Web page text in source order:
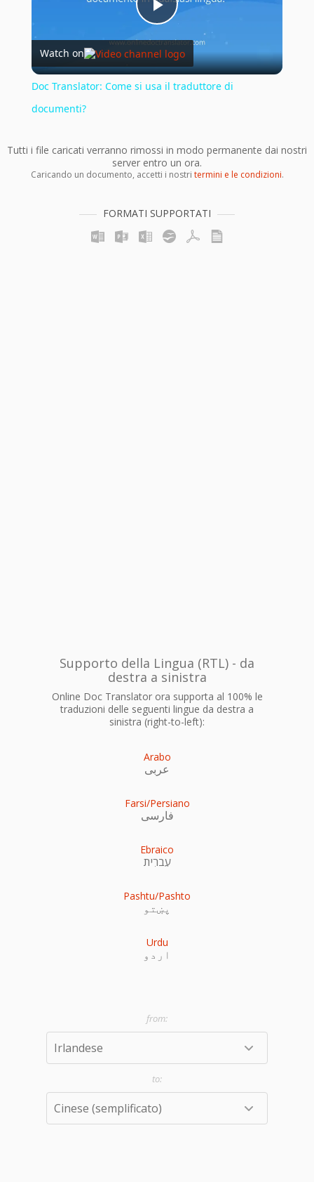
Play
Video
Watch on
Doc Translator: Come si usa il traduttore di
documenti?
Tutti i file caricati verranno rimossi in modo permanente dai nostri
server entro un ora.
Caricando un documento, accetti i nostri termini e le condizioni.
FORMATI SUPPORTATI
Supporto della Lingua (RTL) - da
destra a sinistra
Online Doc Translator ora supporta al 100% le
traduzioni delle seguenti lingue da destra a
sinistra (right-to-left):
Arabo
عربى
Farsi/Persiano
فارسی
Ebraico
עִברִית
Pashtu/Pashto
پښتو
Urdu
اردو